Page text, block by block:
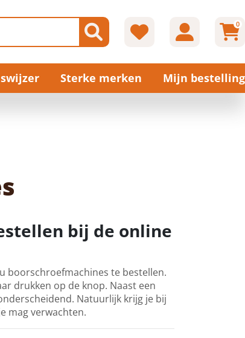
0
Sterke merken Mijn bestelling
bij de online
boorschroefmachines te bestellen.
drukken op de knop. Naast een
Natuurlijk krijg je bij
mag verwachten.